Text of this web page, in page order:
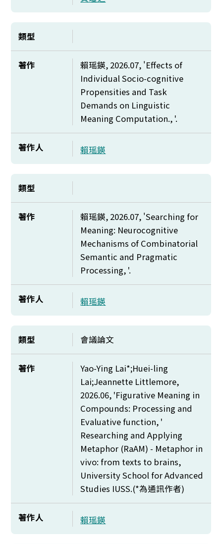
類型
著作 賴瑶鍈, 2026.07, 'Effects of
Individual Socio-cognitive
Propensities and Task
Demands on Linguistic
Meaning Computation., '.
著作人 賴瑶鍈
類型
著作 賴瑶鍈, 2026.07, 'Searching for
Meaning: Neurocognitive
Mechanisms of Combinatorial
Semantic and Pragmatic
Processing, '.
著作人 賴瑶鍈
類型 會議論文
著作
Yao-Ying Lai*;Huei-ling
Lai;Jeannette Littlemore,
2026.06, 'Figurative Meaning in
Compounds: Processing and
Evaluative function, '
Researching and Applying
Metaphor (RaAM) - Metaphor in
vivo: from texts to brains,
University School for Advanced
Studies IUSS.(*為通訊作者)
著作人 賴瑶鍈